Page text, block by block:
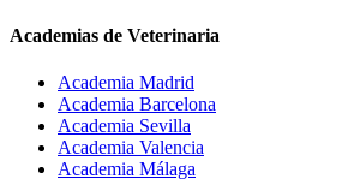
Academias de Veterinaria
Academia Madrid
Academia Barcelona
Academia Sevilla
Academia Valencia
Academia Málaga